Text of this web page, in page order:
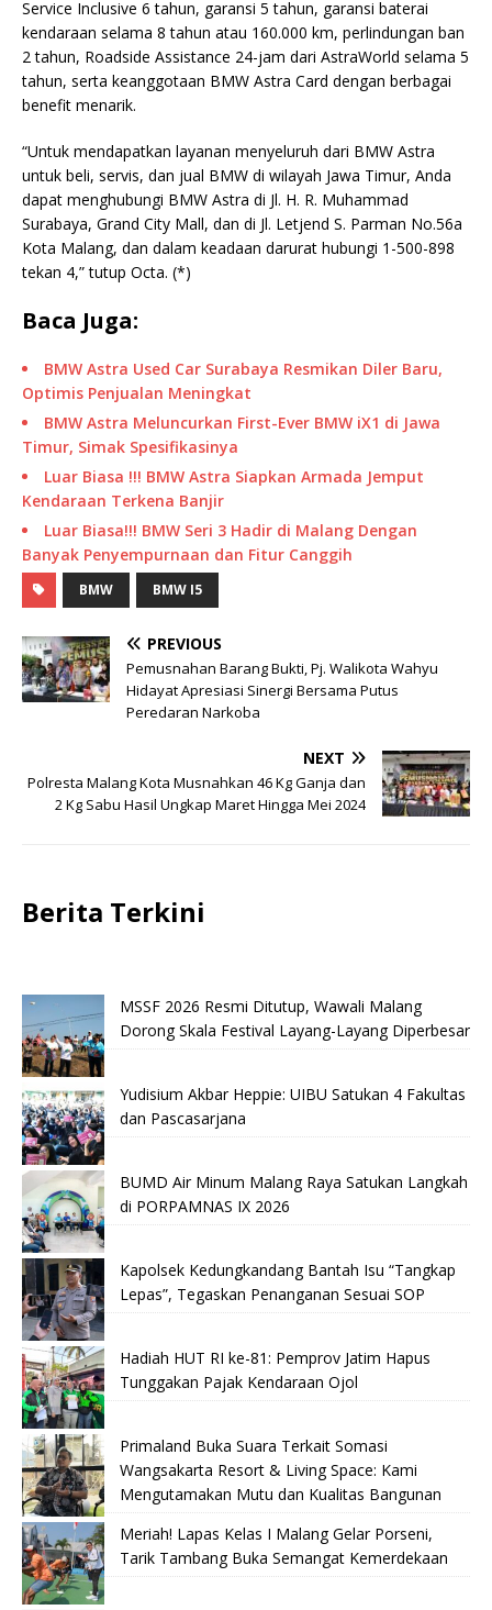
Service Inclusive 6 tahun, garansi 5 tahun, garansi baterai
kendaraan selama 8 tahun atau 160.000 km, perlindungan ban
2 tahun, Roadside Assistance 24-jam dari AstraWorld selama 5
tahun, serta keanggotaan BMW Astra Card dengan berbagai
benefit menarik.
“Untuk mendapatkan layanan menyeluruh dari BMW Astra
untuk beli, servis, dan jual BMW di wilayah Jawa Timur, Anda
dapat menghubungi BMW Astra di Jl. H. R. Muhammad
Surabaya, Grand City Mall, dan di Jl. Letjend S. Parman No.56a
Kota Malang, dan dalam keadaan darurat hubungi 1-500-898
tekan 4,” tutup Octa. (*)
Baca Juga:
BMW Astra Used Car Surabaya Resmikan Diler Baru,
Optimis Penjualan Meningkat
BMW Astra Meluncurkan First-Ever BMW iX1 di Jawa
Timur, Simak Spesifikasinya
Luar Biasa !!! BMW Astra Siapkan Armada Jemput
Kendaraan Terkena Banjir
Luar Biasa!!! BMW Seri 3 Hadir di Malang Dengan
Banyak Penyempurnaan dan Fitur Canggih
BMW BMW I5
PREVIOUS
Pemusnahan Barang Bukti, Pj. Walikota Wahyu
Hidayat Apresiasi Sinergi Bersama Putus
Peredaran Narkoba
NEXT
Polresta Malang Kota Musnahkan 46 Kg Ganja dan
2 Kg Sabu Hasil Ungkap Maret Hingga Mei 2024
Berita Terkini
MSSF 2026 Resmi Ditutup, Wawali Malang
Dorong Skala Festival Layang-Layang Diperbesar
Yudisium Akbar Heppie: UIBU Satukan 4 Fakultas
dan Pascasarjana
BUMD Air Minum Malang Raya Satukan Langkah
di PORPAMNAS IX 2026
Kapolsek Kedungkandang Bantah Isu “Tangkap
Lepas”, Tegaskan Penanganan Sesuai SOP
Hadiah HUT RI ke-81: Pemprov Jatim Hapus
Tunggakan Pajak Kendaraan Ojol
Primaland Buka Suara Terkait Somasi
Wangsakarta Resort & Living Space: Kami
Mengutamakan Mutu dan Kualitas Bangunan
Meriah! Lapas Kelas I Malang Gelar Porseni,
Tarik Tambang Buka Semangat Kemerdekaan